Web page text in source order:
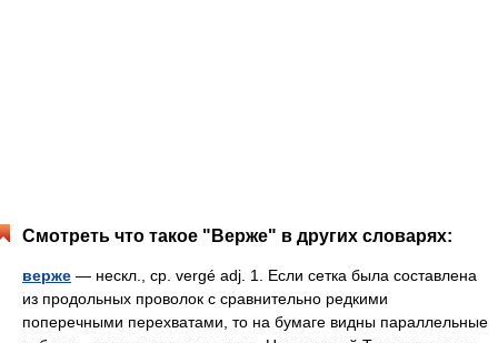
Смотреть что такое "Верже" в других словарях:
верже — нескл., ср. vergé adj. 1. Если сетка была составлена
из продольных проволок с сравнительно редкими
поперечными перехватами, то на бумаге видны параллельные